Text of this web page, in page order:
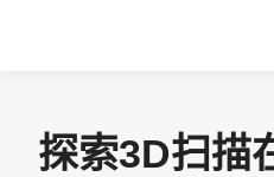
探索3D扫描